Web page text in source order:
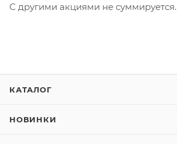
С другими акциями не суммируется.
КАТАЛОГ
НОВИНКИ